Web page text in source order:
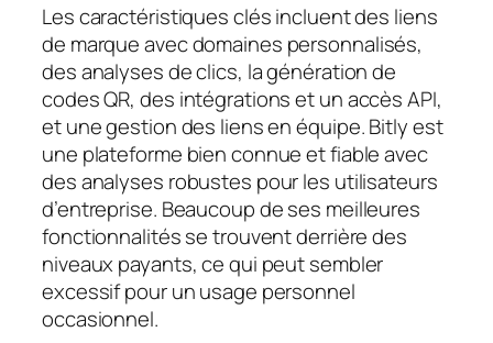
Les caractéristiques clés incluent des liens
de marque avec domaines personnalisés,
des analyses de clics, la génération de
codes QR, des intégrations et un accès API,
et une gestion des liens en équipe. Bitly est
une plateforme bien connue et fiable avec
des analyses robustes pour les utilisateurs
d’entreprise. Beaucoup de ses meilleures
fonctionnalités se trouvent derrière des
niveaux payants, ce qui peut sembler
excessif pour un usage personnel
occasionnel.